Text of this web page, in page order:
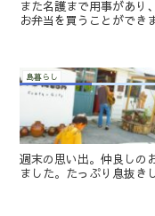
また名護まで用事があり
お弁当を買うことができ
島暮らし
週末の思い出。仲良しの
ました。たっぷり息抜